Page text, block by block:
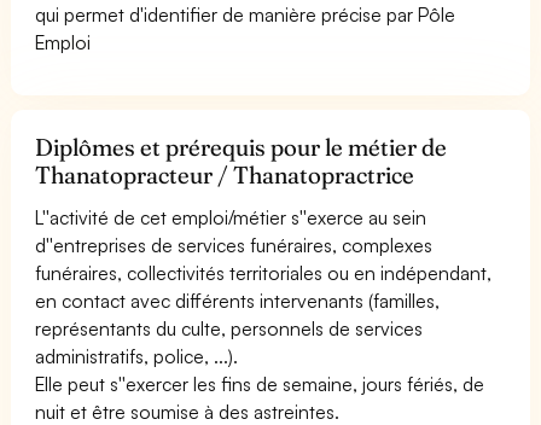
qui permet d'identifier de manière précise par Pôle
Emploi
Diplômes et prérequis pour le métier de
Thanatopracteur / Thanatopractrice
L''activité de cet emploi/métier s''exerce au sein
d''entreprises de services funéraires, complexes
funéraires, collectivités territoriales ou en indépendant,
en contact avec différents intervenants (familles,
représentants du culte, personnels de services
administratifs, police, ...).
Elle peut s''exercer les fins de semaine, jours fériés, de
nuit et être soumise à des astreintes.